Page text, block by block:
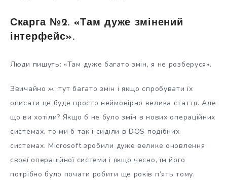
Скарга №2. «Там дуже змінений
інтерфейс».
Люди пишуть: «Там дуже багато змін, я не розберуся».
Звичайно ж, тут багато змін і якщо спробувати їх
описати це буде просто неймовірно велика стаття. Але
що ви хотіли? Якщо б не було змін в нових операційних
системах, то ми б так і сиділи в DOS подібних
системах. Microsoft зробили дуже велике оновлення
своєї операційної системи і якщо чесно, їм його
потрібно було почати робити ще років п’ять тому.